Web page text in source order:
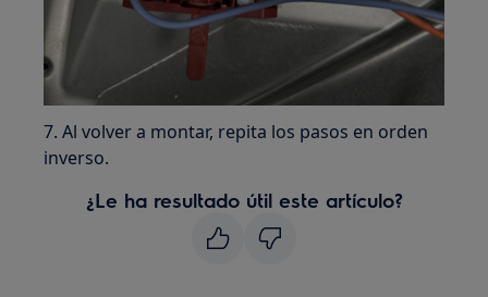
7. Al volver a montar, repita los pasos en orden
inverso.
¿Le ha resultado útil este artículo?